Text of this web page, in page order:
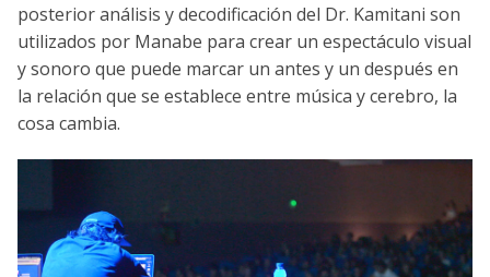
posterior análisis y decodificación del Dr. Kamitani son
utilizados por Manabe para crear un espectáculo visual
y sonoro que puede marcar un antes y un después en
la relación que se establece entre música y cerebro, la
cosa cambia.